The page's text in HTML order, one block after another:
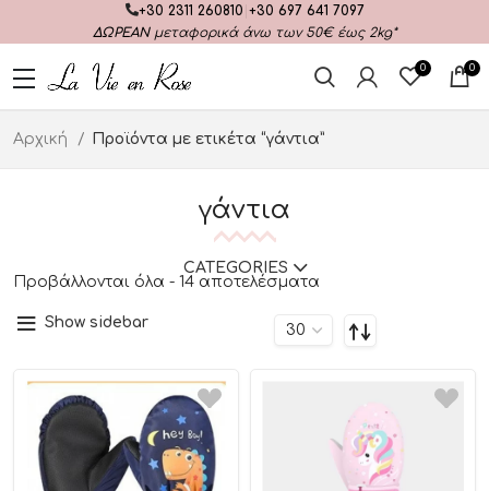
+30 2311 260810 +30 697 641 7097
ΔΩΡΕΑΝμεταφορικά άνω των 50€ έως 2kg*
0 0
Αρχική Προϊόντα με ετικέτα “γάντια”
γάντια
CATEGORIES
Προβάλλονται όλα - 14 αποτελέσματα
Show sidebar